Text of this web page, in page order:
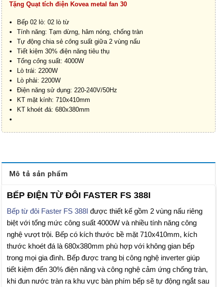
Tặng Quạt tích điện Kovea metal fan 30
Bếp 02 lò: 02 lò từ
Tính năng: Tạm dừng, hâm nóng, chống tràn
Tự động chia sẻcông suất giữa 2 vùng nấu
Tiết kiệm 30% điện năng tiêu thụ
Tổngcông suất: 4000W
Lò trái: 2200W
Lò phải: 2200W
Điện năng sử dụng: 220-240V/50Hz
KT mặt kính: 710x410mm
KT khoét đá: 680x380mm
Mô tả sản phẩm
BẾP ĐIỆN TỪ ĐÔI FASTER FS 388I
Bếp từ đôi Faster FS 388I được thiết kế gồm 2 vùng nấu riêng
biệt với tổng mức công suất 4000W và nhiều tính năng công
nghệ vượt trội. Bếp có kích thước bề mặt 710x410mm, kích
thước khoét đá là 680x380mm phù hợp với không gian bếp
trong mọi gia đình. Bếp được trang bị công nghệ inverter giúp
tiết kiệm đến 30% điện năng và công nghệ cảm ứng chống tràn,
khi đun nước tràn ra khu vực bàn phím bếp sẽ tự động ngắt sau